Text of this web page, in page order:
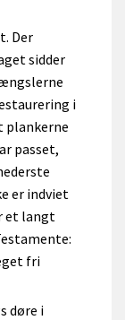
Der
sidder
i
plankerne
passet,
er indviet
et langt
fri
døre i